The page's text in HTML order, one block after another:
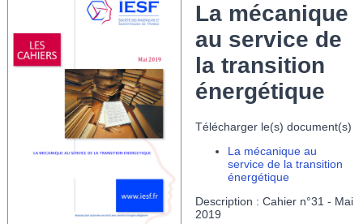
La mécanique
au service de
la transition
énergétique
Télécharger le(s) document(s)
La mécanique au
service de la transition
énergétique
Description :Cahier n°31 - Mai
2019